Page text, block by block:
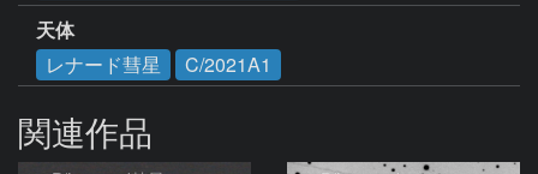
天体
レナード彗星
C/2021A1
関連作品